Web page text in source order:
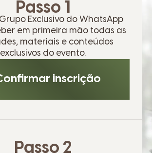
Passo 1
Exclusivo do WhatsApp
em primeira mão todas as
materiais e conteúdos
exclusivos do evento.
inscrição
Passo 2